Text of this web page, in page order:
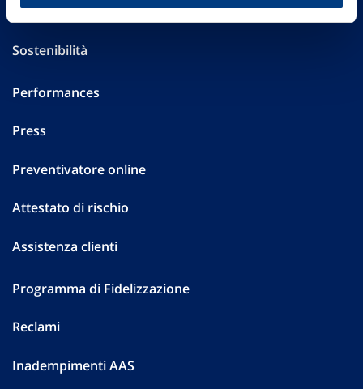
Altre informazioni
Sostenibilità
Performances
Press
Preventivatore online
Attestato di rischio
Assistenza clienti
Programma di Fidelizzazione
Reclami
Inadempimenti AAS